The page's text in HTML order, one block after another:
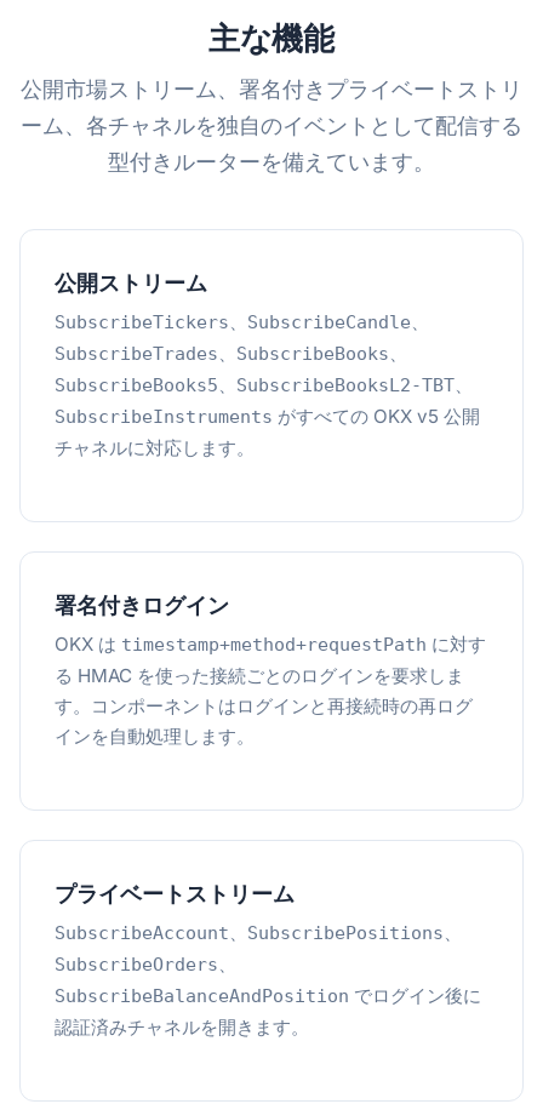
主な機能
公開市場ストリーム、署名付きプライベートストリ
ーム、各チャネルを独自のイベントとして配信する
型付きルーターを備えています。
公開ストリーム
SubscribeTickers、 SubscribeCandle、
SubscribeTrades、 SubscribeBooks、
SubscribeBooks5、 SubscribeBooksL2-TBT、
SubscribeInstruments がすべての OKX v5 公開
チャネルに対応します。
署名付きログイン
OKX は timestamp+method+requestPath に対す
る HMAC を使った接続ごとのログインを要求しま
す。コンポーネントはログインと再接続時の再ログ
インを自動処理します。
プライベートストリーム
SubscribeAccount、 SubscribePositions、
SubscribeOrders、
SubscribeBalanceAndPosition でログイン後に
認証済みチャネルを開きます。